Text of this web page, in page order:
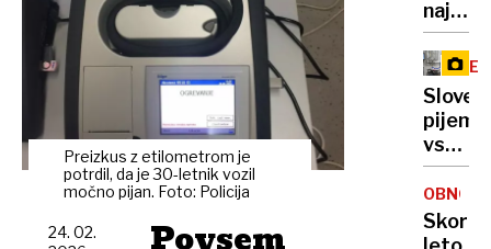
Preizkus z etilometrom je
potrdil, da je 30-letnik vozil
močno pijan. Foto: Policija
24. 02.
so
nizke
pijemo
vse
manj
mleka,
pa
OBNOVA
Skoraj